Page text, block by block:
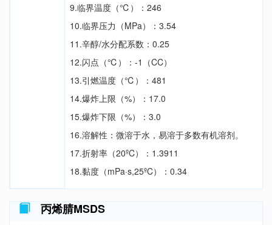
9.临界温度（℃）：246
10.临界压力（MPa）：3.54
11.辛醇/水分配系数：0.25
12.闪点（℃）：-1（CC）
13.引燃温度（℃）：481
14.爆炸上限（%）：17.0
15.爆炸下限（%）：3.0
16.溶解性：微溶于水，易溶于多数有机溶剂。
17.折射率（20ºC）：1.3911
18.黏度（mPa·s,25ºC）：0.34
丙烯腈MSDS